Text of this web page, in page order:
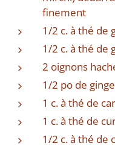
finement
1/2 c. à thé de
1/2 c. à thé de
2 oignons
1/2 po de
1 c. à thé de
1 c. à thé de
1/2 c. à thé de